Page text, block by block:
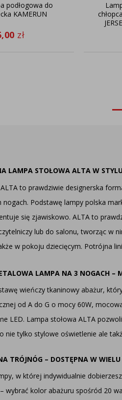
podłogowa do
KAMERUN
zł
LAMPA STOŁOWA ALTA W
to prawdziwie designerska
nogach. Podstawę lampy polska
się zjawiskowo. ALTA to
lub do salonu, tworząc w
w pokoju dziecięcym. Potrójna
LAMPA NA 3 NOGACH –
wieńczy tkaninowy abażur,
od A do G o mocy 60W,
LED. Lampa stołowa ALTA
nie tylko stylowe oświetlenie ale
TRÓJNÓG – DOSTĘPNA W
w której indywidualnie
wybrać kolor abażuru spośród 20